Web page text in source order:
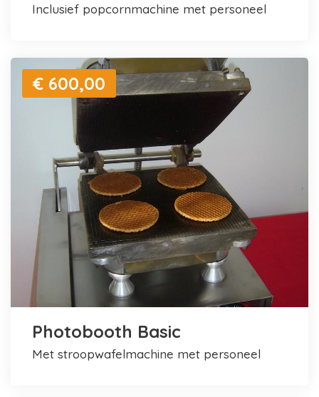
inclusief popcornmachine met personeel
€ 600,00
Photobooth Basic
met stroopwafelmachine met personeel